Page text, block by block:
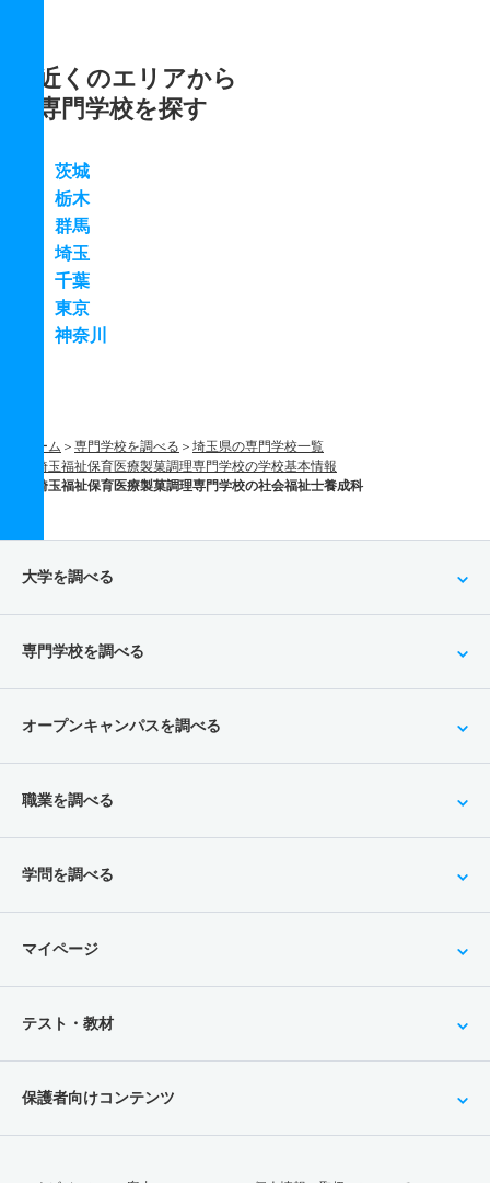
近くのエリアから
専門学校を探す
茨城
栃木
群馬
埼玉
千葉
東京
神奈川
ホーム 専門学校を調べる
埼玉県の専門学校一覧
埼玉福祉保育医療製菓調理専門学校の学校基本情報
埼玉福祉保育医療製菓調理専門学校の社会福祉士養成科
大学を調べる
専門学校を調べる
オープンキャンパスを調べる
職業を調べる
学問を調べる
マイページ
テスト・教材
保護者向けコンテンツ